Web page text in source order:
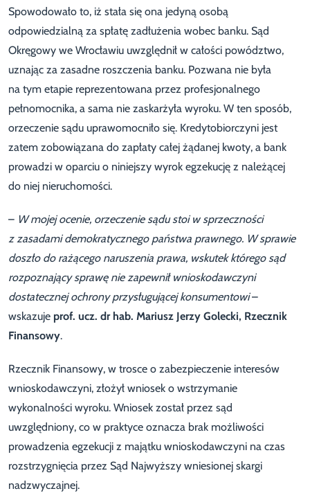
Spowodowało to, iż stała się ona jedyną osobą
odpowiedzialną za spłatę zadłużenia wobec banku. Sąd
Okręgowy we Wrocławiu uwzględnił w całości powództwo,
uznając za zasadne roszczenia banku. Pozwana nie była
na tym etapie reprezentowana przez profesjonalnego
pełnomocnika, a sama nie zaskarżyła wyroku. W ten sposób,
orzeczenie sądu uprawomocniło się. Kredytobiorczyni jest
zatem zobowiązana do zapłaty całej żądanej kwoty, a bank
prowadzi w oparciu o niniejszy wyrok egzekucję z należącej
do niej nieruchomości.
– W mojej ocenie, orzeczenie sądu stoi w sprzeczności
z zasadami demokratycznego państwa prawnego. W sprawie
doszło do rażącego naruszenia prawa, wskutek którego sąd
rozpoznający sprawę nie zapewnił wnioskodawczyni
dostatecznej ochrony przysługującej konsumentowi–
wskazuje prof. ucz. dr hab. Mariusz Jerzy Golecki, Rzecznik
Finansowy.
Rzecznik Finansowy, w trosce o zabezpieczenie interesów
wnioskodawczyni, złożył wniosek o wstrzymanie
wykonalności wyroku. Wniosek został przez sąd
uwzględniony, co w praktyce oznacza brak możliwości
prowadzenia egzekucji z majątku wnioskodawczyni na czas
rozstrzygnięcia przez Sąd Najwyższy wniesionej skargi
nadzwyczajnej.